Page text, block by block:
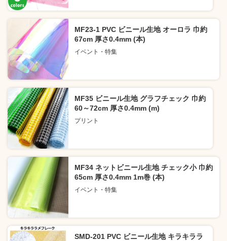
MF23-1 PVC ビニール生地 オーロラ 巾約
67cm 厚さ0.4mm (本)
イベント・特集
MF35 ビニール生地 グラフチェック 巾約
60～72cm 厚さ0.4mm (m)
プリント
MF34 ネットビニール生地 チェック小 巾約
65cm 厚さ0.4mm 1m巻 (本)
イベント・特集
SMD-201 PVC ビニール生地 キラキララ